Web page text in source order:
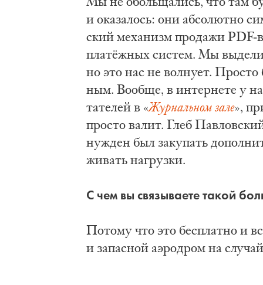
и ока­за­лось: они аб­со­лют­но
ский ме­ха­низм про­да­жи
пла­тёж­ных си­стем. Мы
но это нас не вол­ну­ет.
ным. Во­об­ще, в ин­тер­не­те у
та­те­лей в «Жур­наль­ном за­ле»,
про­сто ва­лит. Глеб
ну­жден был за­ку­пать
жи­вать на­груз­ки.
С чем вы свя­зы­ва­е­те та­кой
По­то­му что это бес­плат­но и
и за­пас­ной аэро­дром на